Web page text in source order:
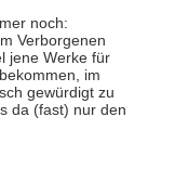
noch:
Verborgenen
jene Werke für
im
gewürdigt zu
da (fast) nur den